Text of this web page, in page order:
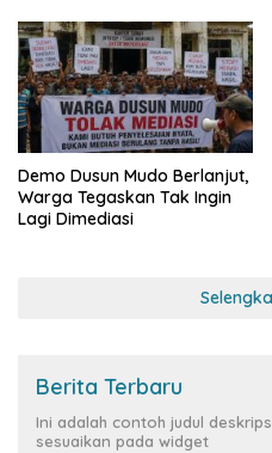
Demo Dusun Mudo Berlanjut,
Warga Tegaskan Tak Ingin
Lagi Dimediasi
Berita Terbaru
Ini adalah contoh judul
sesuaikan pada widget